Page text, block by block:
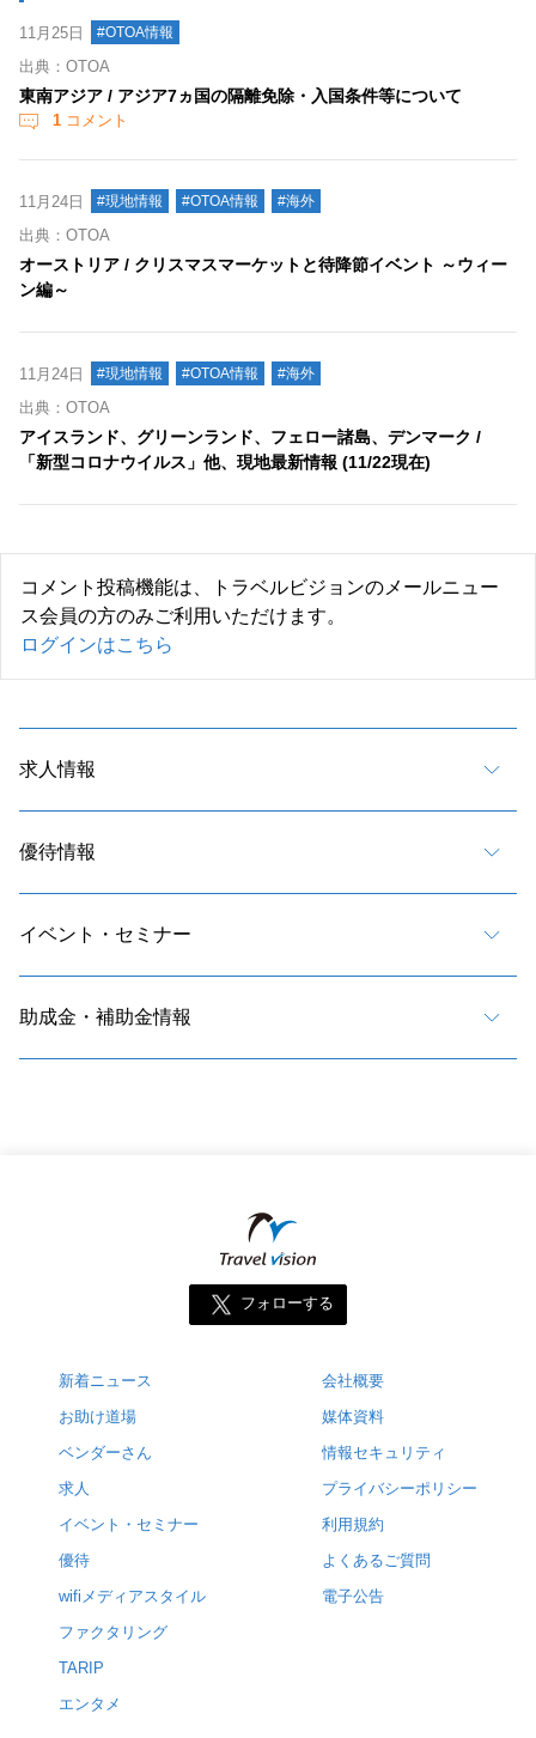
11月25日 #OTOA情報
出典：OTOA
東南アジア / アジア7ヵ国の隔離免除・入国条件等について
1 コメント
11月24日 #現地情報 #OTOA情報 #海外
出典：OTOA
オーストリア / クリスマスマーケットと待降節イベント ～ウィー
ン編～
11月24日 #現地情報 #OTOA情報 #海外
出典：OTOA
アイスランド、グリーンランド、フェロー諸島、デンマーク /
「新型コロナウイルス」他、現地最新情報 (11/22現在)
コメント投稿機能は、トラベルビジョンのメールニュー
ス会員の方のみご利用いただけます。
ログインはこちら
求人情報
優待情報
イベント・セミナー
助成金・補助金情報
フォローする
新着ニュース
お助け道場
ベンダーさん
求人
イベント・セミナー
優待
wifiメディアスタイル
ファクタリング
TARIP
エンタメ
会社概要
媒体資料
情報セキュリティ
プライバシーポリシー
利用規約
よくあるご質問
電子公告